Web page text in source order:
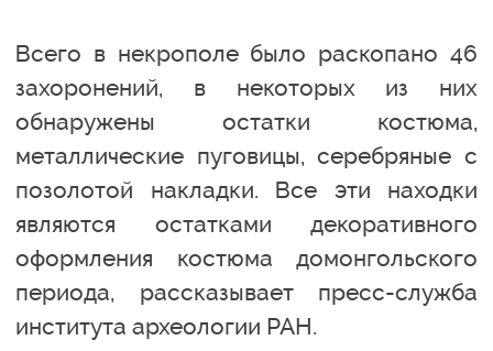
Всего в некрополе было раскопано 46
захоронений, в некоторых из них
обнаружены остатки костюма,
металлические пуговицы, серебряные с
позолотой накладки. Все эти находки
являются остатками декоративного
оформления костюма домонгольского
периода, рассказывает пресс-служба
института археологии РАН.